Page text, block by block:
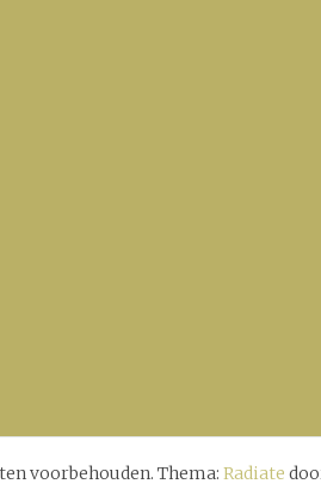
voorbehouden. Thema: Radiate